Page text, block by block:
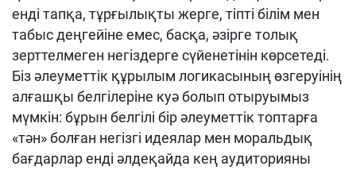
енді тапқа, тұрғылықты жерге, тіпті білім мен
табыс деңгейіне емес, басқа, әзірге толық
зерттелмеген негіздерге сүйенетінін көрсетеді.
Біз әлеуметтік құрылым логикасының өзгеруінің
алғашқы белгілеріне куә болып отыруымыз
мүмкін: бұрын белгілі бір әлеуметтік топтарға
«тән» болған негізгі идеялар мен моральдық
бағдарлар енді әлдеқайда кең аудиторияны